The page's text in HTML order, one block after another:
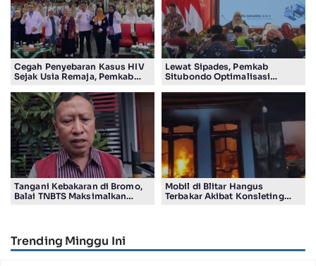
Cegah Penyebaran Kasus HIV
Sejak Usia Remaja, Pemkab
Pelajar
Lewat Sipades, Pemkab
Situbondo Optimalisasi
Tangani Kebakaran di Bromo,
Balai TNBTS Maksimalkan
Mobil di Blitar Hangus
Terbakar Akibat Konsleting
Trending Minggu Ini